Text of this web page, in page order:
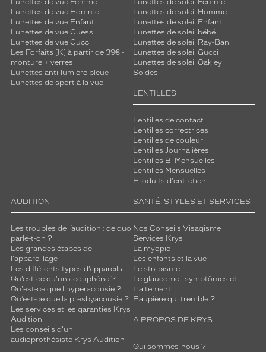
Lunettes de vue Femme
Lunettes de vue Homme
Lunettes de vue Enfant
Lunettes de vue Guess
Lunettes de vue Gucci
Les Forfaits [K] à partir de 39€ -
monture + verres
Lunettes anti-lumière bleue
Lunettes de sport à la vue
Lunettes de soleil Femme
Lunettes de soleil Homme
Lunettes de soleil Enfant
Lunettes de soleil bébé
Lunettes de soleil Ray-Ban
Lunettes de soleil Gucci
Lunettes de soleil Oakley
Soldes
LENTILLES
Lentilles de contact
Lentilles correctrices
Lentilles de couleur
Lentilles Journalières
Lentilles Bi Mensuelles
Lentilles Mensuelles
Produits d'entretien
AUDITION
Les troubles de l’audition : de quoi
parle-t-on ?
Les grandes étapes de
l'appareillage
Les différents types d’appareils
Qu’est-ce qu'un acouphène ?
Qu'est-ce que l'hyperacousie ?
Qu’est-ce que la presbyacousie ?
Les services et les garanties Krys
Audition
Les conseils d'un
audioprothésiste Krys Audition
SANTÉ, STYLES ET SERVICES
Nos Conseils Visagisme
Services Krys
La myopie
Les enfants et la vue
Le strabisme
Le glaucome : symptômes et
traitement
Paupière qui tremble ?
A PROPOS DE KRYS
Qui sommes-nous ?